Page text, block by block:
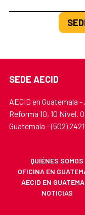
SEDE AECID
AECID en Guatemala
Reforma 10, 10 Nivel.
Guatemala - (502)
QUIÉNES SOMOS
OFICINA EN
AECID EN
NOTICIAS